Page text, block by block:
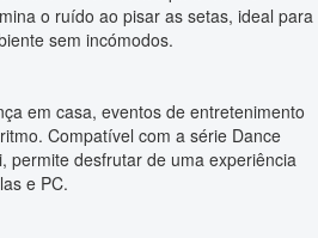
o ruído ao pisar as setas, ideal para
sem incómodos.
em casa, eventos de entretenimento
Compatível com a série Dance
permite desfrutar de uma experiência
e PC.